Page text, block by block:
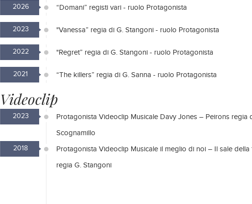
2026 “Domani” registi vari - ruolo Protagonista
2023 "Vanessa” regia di G. Stangoni - ruolo Protagonista
2022 "Regret” regia di G. Stangoni - ruolo Protagonista
2021 “The killers” regia di G. Sanna - ruolo Protagonista
Videoclip
2023
Protagonista Videoclip Musicale Davy Jones – Peirons regia
Scognamillo
2018
Protagonista Videoclip Musicale il meglio di noi – Il sale della
regia G. Stangoni